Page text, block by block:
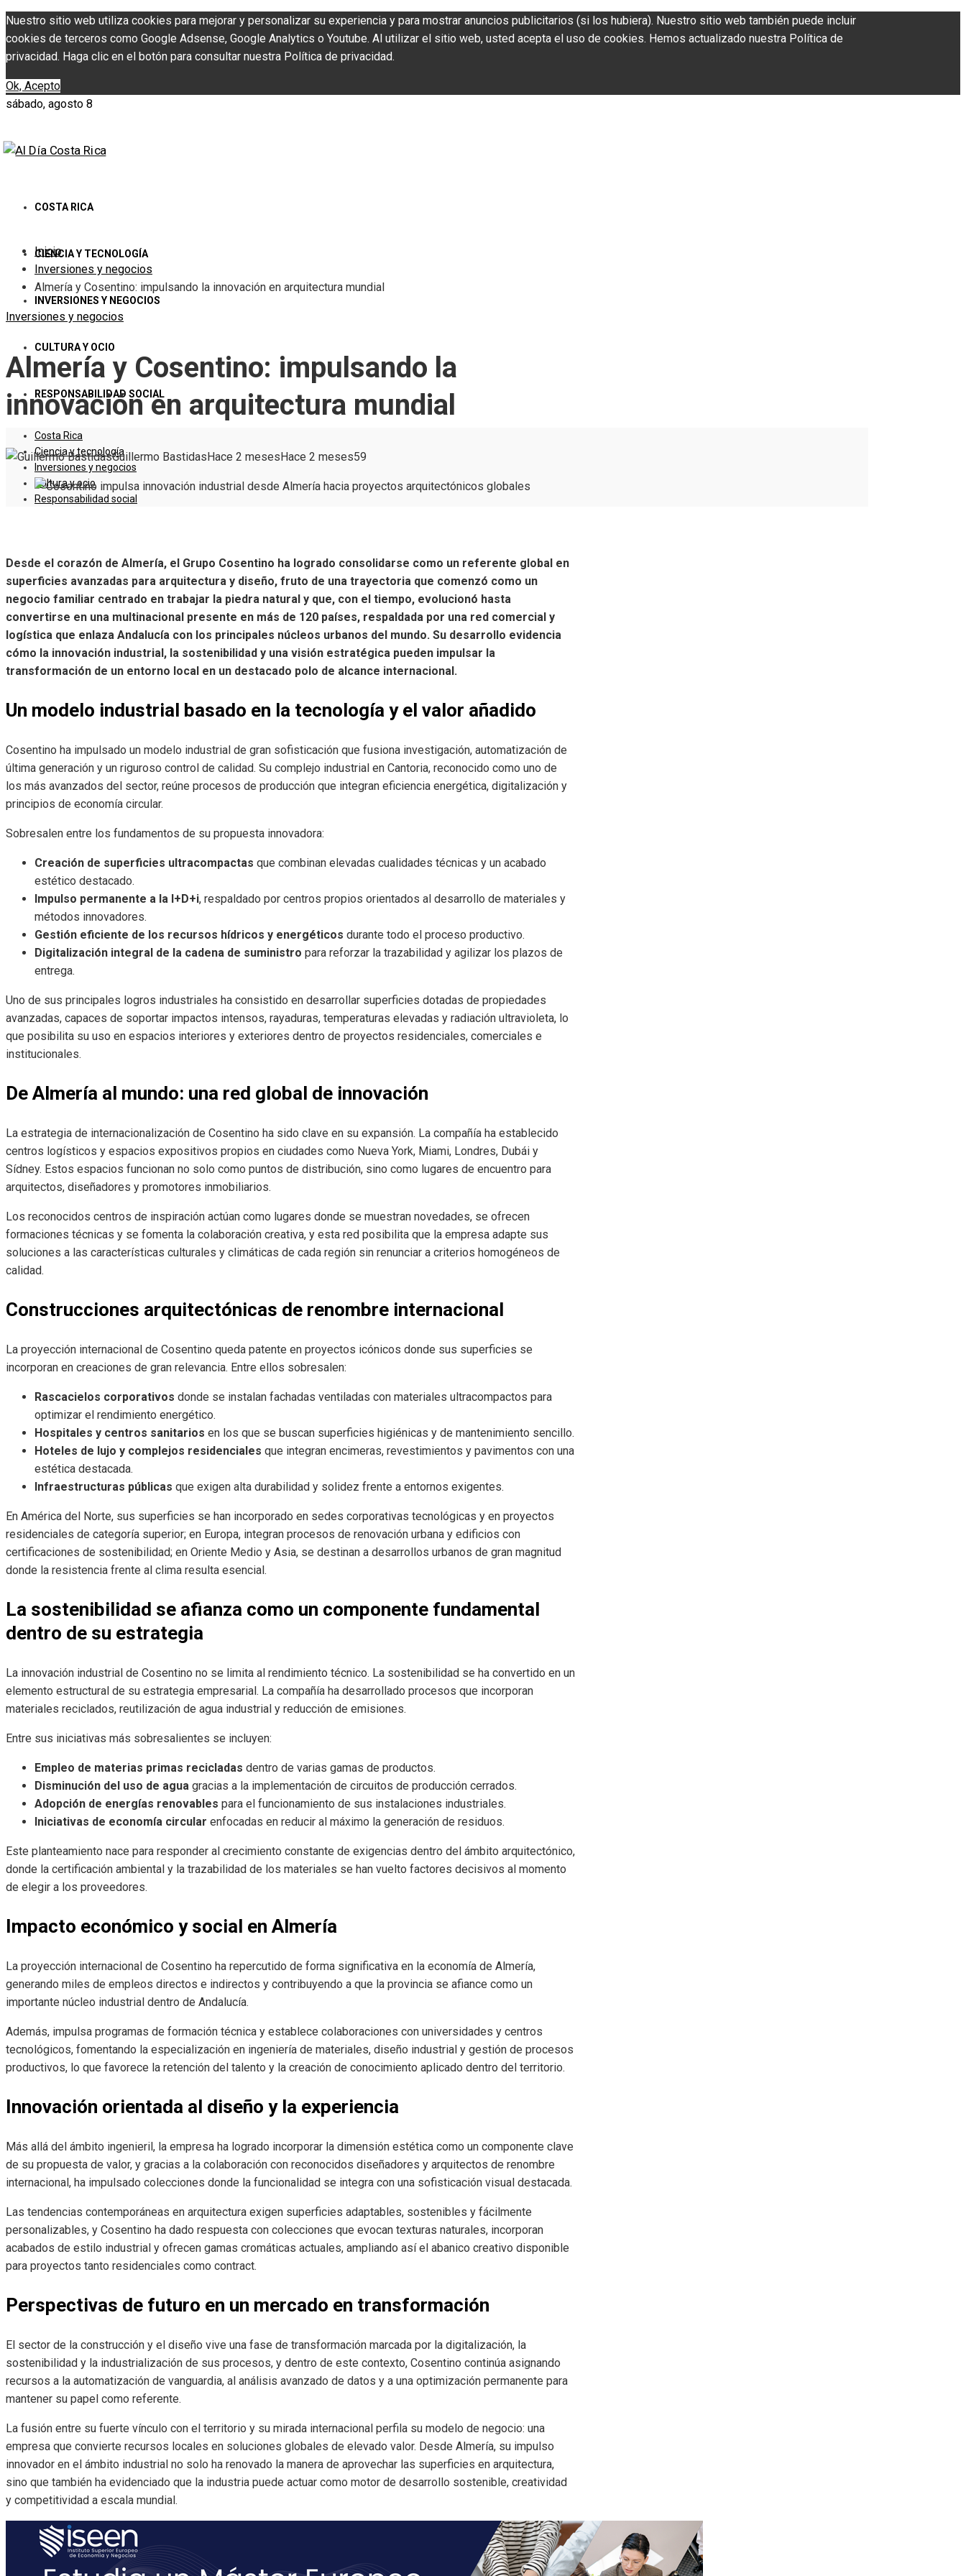
Nuestro sitio web utiliza cookies para mejorar y personalizar su experiencia y para mostrar anuncios publicitarios (si los hubiera). Nuestro sitio web también puede incluir
cookies de terceros como Google Adsense, Google Analytics o Youtube. Al utilizar el sitio web, usted acepta el uso de cookies. Hemos actualizado nuestra Política de
privacidad. Haga clic en el botón para consultar nuestra Política de privacidad.
Ok, Acepto
sábado, agosto 8
COSTA RICA
CIENCIA Y TECNOLOGÍA
INVERSIONES Y NEGOCIOS
CULTURA Y OCIO
RESPONSABILIDAD SOCIAL
Costa Rica
Ciencia y tecnología
Inversiones y negocios
Cultura y ocio
Responsabilidad social
Inicio
Inversiones y negocios
Almería y Cosentino: impulsando la innovación en arquitectura mundial
Inversiones y negocios
Almería y Cosentino: impulsando la
innovación en arquitectura mundial
Guillermo Bastidas Hace 2 meses Hace 2 meses59
Desde el corazón de Almería, el Grupo Cosentino ha logrado consolidarse como un referente global en
superficies avanzadas para arquitectura y diseño, fruto de una trayectoria que comenzó como un
negocio familiar centrado en trabajar la piedra natural y que, con el tiempo, evolucionó hasta
convertirse en una multinacional presente en más de 120 países, respaldada por una red comercial y
logística que enlaza Andalucía con los principales núcleos urbanos del mundo. Su desarrollo evidencia
cómo la innovación industrial, la sostenibilidad y una visión estratégica pueden impulsar la
transformación de un entorno local en un destacado polo de alcance internacional.
Un modelo industrial basado en la tecnología y el valor añadido
Cosentino ha impulsado un modelo industrial de gran sofisticación que fusiona investigación, automatización de
última generación y un riguroso control de calidad. Su complejo industrial en Cantoria, reconocido como uno de
los más avanzados del sector, reúne procesos de producción que integran eficiencia energética, digitalización y
principios de economía circular.
Sobresalen entre los fundamentos de su propuesta innovadora:
Creación de superficies ultracompactas que combinan elevadas cualidades técnicas y un acabado
estético destacado.
Impulso permanente a la I+D+i, respaldado por centros propios orientados al desarrollo de materiales y
métodos innovadores.
Gestión eficiente de los recursos hídricos y energéticos durante todo el proceso productivo.
Digitalización integral de la cadena de suministro para reforzar la trazabilidad y agilizar los plazos de
entrega.
Uno de sus principales logros industriales ha consistido en desarrollar superficies dotadas de propiedades
avanzadas, capaces de soportar impactos intensos, rayaduras, temperaturas elevadas y radiación ultravioleta, lo
que posibilita su uso en espacios interiores y exteriores dentro de proyectos residenciales, comerciales e
institucionales.
De Almería al mundo: una red global de innovación
La estrategia de internacionalización de Cosentino ha sido clave en su expansión. La compañía ha establecido
centros logísticos y espacios expositivos propios en ciudades como Nueva York, Miami, Londres, Dubái y
Sídney. Estos espacios funcionan no solo como puntos de distribución, sino como lugares de encuentro para
arquitectos, diseñadores y promotores inmobiliarios.
Los reconocidos centros de inspiración actúan como lugares donde se muestran novedades, se ofrecen
formaciones técnicas y se fomenta la colaboración creativa, y esta red posibilita que la empresa adapte sus
soluciones a las características culturales y climáticas de cada región sin renunciar a criterios homogéneos de
calidad.
Construcciones arquitectónicas de renombre internacional
La proyección internacional de Cosentino queda patente en proyectos icónicos donde sus superficies se
incorporan en creaciones de gran relevancia. Entre ellos sobresalen:
Rascacielos corporativos donde se instalan fachadas ventiladas con materiales ultracompactos para
optimizar el rendimiento energético.
Hospitales y centros sanitarios en los que se buscan superficies higiénicas y de mantenimiento sencillo.
Hoteles de lujo y complejos residenciales que integran encimeras, revestimientos y pavimentos con una
estética destacada.
Infraestructuras públicas que exigen alta durabilidad y solidez frente a entornos exigentes.
En América del Norte, sus superficies se han incorporado en sedes corporativas tecnológicas y en proyectos
residenciales de categoría superior; en Europa, integran procesos de renovación urbana y edificios con
certificaciones de sostenibilidad; en Oriente Medio y Asia, se destinan a desarrollos urbanos de gran magnitud
donde la resistencia frente al clima resulta esencial.
La sostenibilidad se afianza como un componente fundamental
dentro de su estrategia
La innovación industrial de Cosentino no se limita al rendimiento técnico. La sostenibilidad se ha convertido en un
elemento estructural de su estrategia empresarial. La compañía ha desarrollado procesos que incorporan
materiales reciclados, reutilización de agua industrial y reducción de emisiones.
Entre sus iniciativas más sobresalientes se incluyen:
Empleo de materias primas recicladas dentro de varias gamas de productos.
Disminución del uso de agua gracias a la implementación de circuitos de producción cerrados.
Adopción de energías renovables para el funcionamiento de sus instalaciones industriales.
Iniciativas de economía circular enfocadas en reducir al máximo la generación de residuos.
Este planteamiento nace para responder al crecimiento constante de exigencias dentro del ámbito arquitectónico,
donde la certificación ambiental y la trazabilidad de los materiales se han vuelto factores decisivos al momento
de elegir a los proveedores.
Impacto económico y social en Almería
La proyección internacional de Cosentino ha repercutido de forma significativa en la economía de Almería,
generando miles de empleos directos e indirectos y contribuyendo a que la provincia se afiance como un
importante núcleo industrial dentro de Andalucía.
Además, impulsa programas de formación técnica y establece colaboraciones con universidades y centros
tecnológicos, fomentando la especialización en ingeniería de materiales, diseño industrial y gestión de procesos
productivos, lo que favorece la retención del talento y la creación de conocimiento aplicado dentro del territorio.
Innovación orientada al diseño y la experiencia
Más allá del ámbito ingenieril, la empresa ha logrado incorporar la dimensión estética como un componente clave
de su propuesta de valor, y gracias a la colaboración con reconocidos diseñadores y arquitectos de renombre
internacional, ha impulsado colecciones donde la funcionalidad se integra con una sofisticación visual destacada.
Las tendencias contemporáneas en arquitectura exigen superficies adaptables, sostenibles y fácilmente
personalizables, y Cosentino ha dado respuesta con colecciones que evocan texturas naturales, incorporan
acabados de estilo industrial y ofrecen gamas cromáticas actuales, ampliando así el abanico creativo disponible
para proyectos tanto residenciales como contract.
Perspectivas de futuro en un mercado en transformación
El sector de la construcción y el diseño vive una fase de transformación marcada por la digitalización, la
sostenibilidad y la industrialización de sus procesos, y dentro de este contexto, Cosentino continúa asignando
recursos a la automatización de vanguardia, al análisis avanzado de datos y a una optimización permanente para
mantener su papel como referente.
La fusión entre su fuerte vínculo con el territorio y su mirada internacional perfila su modelo de negocio: una
empresa que convierte recursos locales en soluciones globales de elevado valor. Desde Almería, su impulso
innovador en el ámbito industrial no solo ha renovado la manera de aprovechar las superficies en arquitectura,
sino que también ha evidenciado que la industria puede actuar como motor de desarrollo sostenible, creatividad
y competitividad a escala mundial.